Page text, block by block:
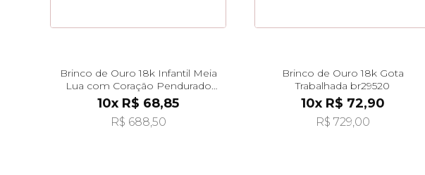
Brinco de Ouro 18k Infantil Meia
Lua com Coração Pendurado
br29493
10x R$ 68,85
R$ 688,50
Brinco de Ouro 18k Gota
Trabalhada br29520
10x R$ 72,90
R$ 729,00